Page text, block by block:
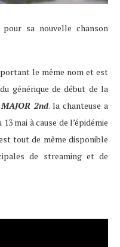
sa nouvelle chanson
le même nom et est
générique de début de la
MAJOR 2nd. la chanteuse a
mai à cause de l’épidémie
tout de même disponible
de streaming et de